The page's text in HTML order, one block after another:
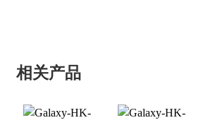
相关产品